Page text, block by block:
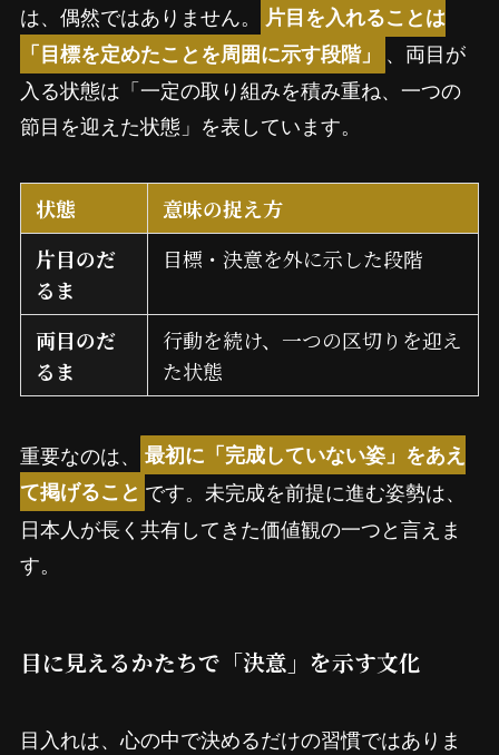
は、偶然ではありません。
片目を入れることは
「目標を定めたことを周囲に示す段階」
、両目が
入る状態は「一定の取り組みを積み重ね、一つの
節目を迎えた状態」を表しています。
状態
意味の捉え方
片目のだ
るま
目標・決意を外に示した段階
両目のだ
るま
行動を続け、一つの区切りを迎え
た状態
重要なのは、
最初に「完成していない姿」をあえ
て掲げること です。未完成を前提に進む姿勢は、
日本人が長く共有してきた価値観の一つと言えま
す。
目に見えるかたちで「決意」を示す文化
目入れは、心の中で決めるだけの習慣ではありま